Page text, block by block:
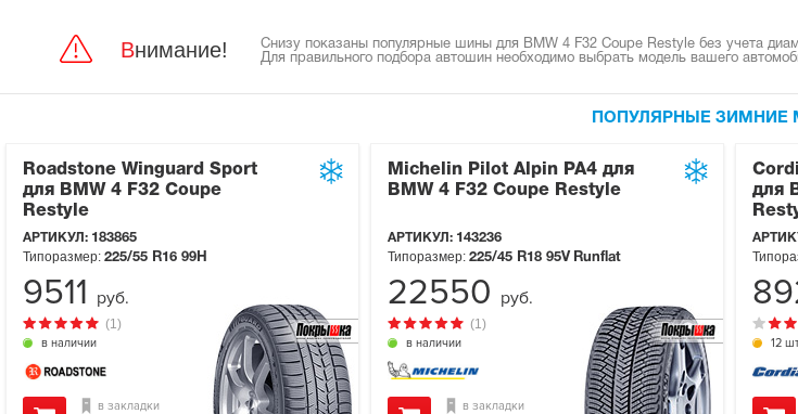
Внимание!
Снизу показаны популярные шины для BMW 4 F32 Coupe Restyle без учета
Для правильного подбора автошин необходимо выбрать модель вашего
ПОПУЛЯРНЫЕ ЗИМНИЕ
Roadstone Winguard Sport
для BMW 4 F32 Coupe
Restyle
АРТИКУЛ: 183865
в наличии
(1)
Типоразмер: 225/55 R16 99H
в закладки
9511 руб.
Michelin Pilot Alpin PA4 для
BMW 4 F32 Coupe Restyle
АРТИКУЛ: 143236
в наличии
(1)
Типоразмер: 225/45 R18 95V Runflat
в закладки
22550 руб.
для
12